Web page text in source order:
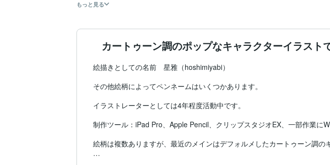
もっと見る
カートゥーン調のポップなキャラクターイラス
絵描きとしての名前　星雅（hoshimiyabi）
その他絵柄によってペンネームはいくつかあります。
イラストレーターとしては4年程度活動中です。
制作ツール：iPad Pro、Apple Pencil、クリップスタジオEX、一部作業に
絵柄は複数ありますが、最近のメインはデフォルメしたカートゥーン調の